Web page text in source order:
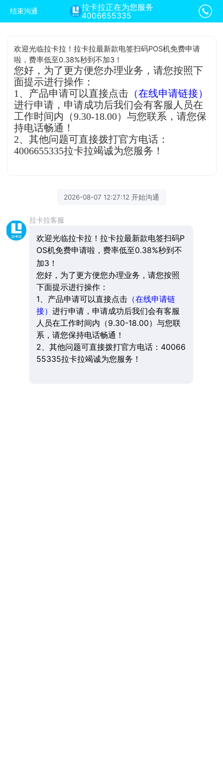
结束沟通
拉卡拉正在为您服务
4006655335
欢迎光临拉卡拉！拉卡拉最新款电签扫码POS机免费申请
啦，费率低至0.38%秒到不加3！
您好，为了更方便您办理业务，请您按照下
面提示进行操作：
1、产品申请可以直接点击 （在线申请链接）
进行申请，申请成功后我们会有客服人员在
工作时间内（9.30-18.00）与您联系，请您保
持电话畅通！
2、其他问题可直接拨打官方电话：
4006655335拉卡拉竭诚为您服务！
2026-08-07 12:27:12 开始沟通
拉卡拉客服
欢迎光临拉卡拉！拉卡拉最新款电签扫码P
OS机免费申请啦，费率低至0.38%秒到不
加3！
您好，为了更方便您办理业务，请您按照
下面提示进行操作：
1、产品申请可以直接点击（在线申请链
接） 进行申请，申请成功后我们会有客服
人员在工作时间内（9.30-18.00）与您联
系，请您保持电话畅通！
2、其他问题可直接拨打官方电话：40066
55335拉卡拉竭诚为您服务！